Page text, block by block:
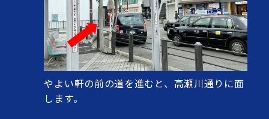
やよい軒の前の道を進むと、高瀬川通りに面
します。